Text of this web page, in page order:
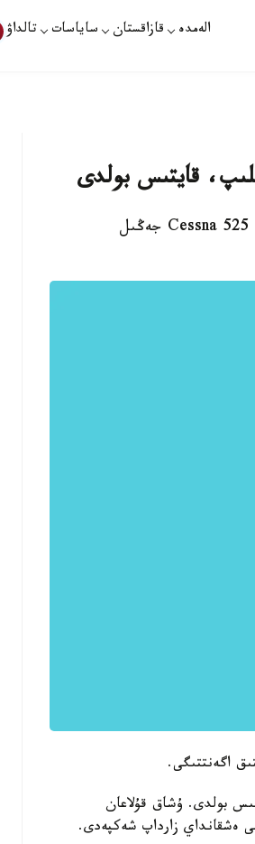
الەمدە قازاقستان ساياسات تالداۋ
قايتىس بولدى
استانا. قازاقپارات - امەريكانىڭ يۋتا شتاتىنداعى پەيسون قالاسىنىڭ تۇرعىنى Cessna 525 جەڭىل
بولدى. ۇشاق قۇلاعان
ەشقانداي زارداپ شەكپەدى.